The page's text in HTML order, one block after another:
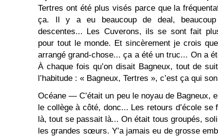
Tertres ont été plus visés parce que la
ça. Il y a eu beaucoup de deal,
descentes... Les Cuverons, ils se sont fait
pour tout le monde. Et sincèrement je crois
arrangé grand-chose... ça a été un truc... On a
À chaque fois qu’on disait Bagneux, tout de
l’habitude : « Bagneux, Tertres », c’est ça qui
Océane — C’était un peu le noyau de Bagneux,
le collège à côté, donc... Les retours d’école
là, tout se passait là... On était tous groupés,
les grandes sœurs. Y’a jamais eu de grosse